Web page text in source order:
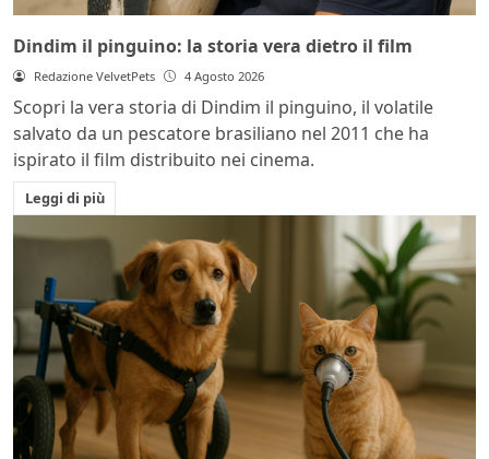
Dindim il pinguino: la storia vera dietro il film
Redazione VelvetPets 4 Agosto 2026
Scopri la vera storia di Dindim il pinguino, il volatile
salvato da un pescatore brasiliano nel 2011 che ha
ispirato il film distribuito nei cinema.
Leggi di più